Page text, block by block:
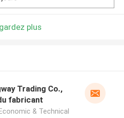
plus
Trading Co.,
fabricant
& Technical